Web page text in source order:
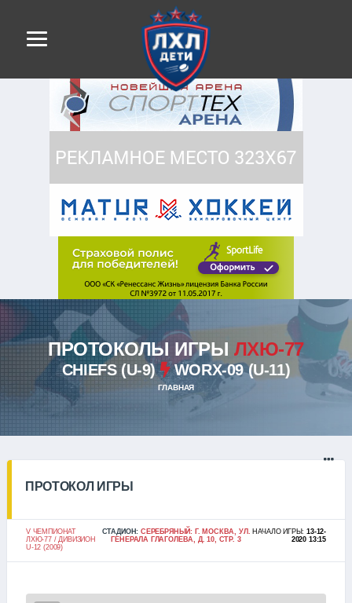
ПРОТОКОЛЫ ИГРЫ ЛХЮ-77
CHIEFS (U-9) WORX-09 (U-11)
ГЛАВНАЯ
ПРОТОКОЛ ИГРЫ
V ЧЕМПИОНАТ
ЛХЮ-77 / ДИВИЗИОН
U-12 (2009)
СТАДИОН:СЕРЕБРЯНЫЙ: Г. МОСКВА, УЛ.
ГЕНЕРАЛА ГЛАГОЛЕВА, Д. 10, СТР. 3
НАЧАЛО ИГРЫ:13-12-
2020 13:15